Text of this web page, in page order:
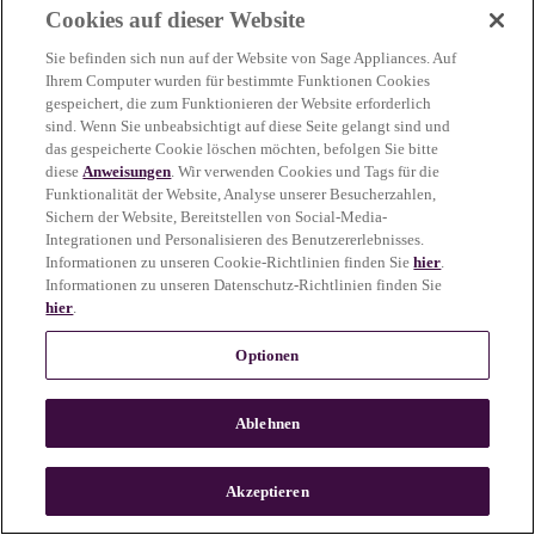
more information)
n
Cookies auf dieser Website
Sie befinden sich nun auf der Website von Sage Appliances. Auf
Ihrem Computer wurden für bestimmte Funktionen Cookies
gespeichert, die zum Funktionieren der Website erforderlich
sind. Wenn Sie unbeabsichtigt auf diese Seite gelangt sind und
das gespeicherte Cookie löschen möchten, befolgen Sie bitte
dieseAnweisungen. Wir verwenden Cookies und Tags für die
Funktionalität der Website, Analyse unserer Besucherzahlen,
Sichern der Website, Bereitstellen von Social-Media-
Integrationen und Personalisieren des Benutzererlebnisses.
Informationen zu unseren Cookie-Richtlinien finden Siehier.
Informationen zu unseren Datenschutz-Richtlinien finden Sie
hier.
Optionen
Ablehnen
Akzeptieren